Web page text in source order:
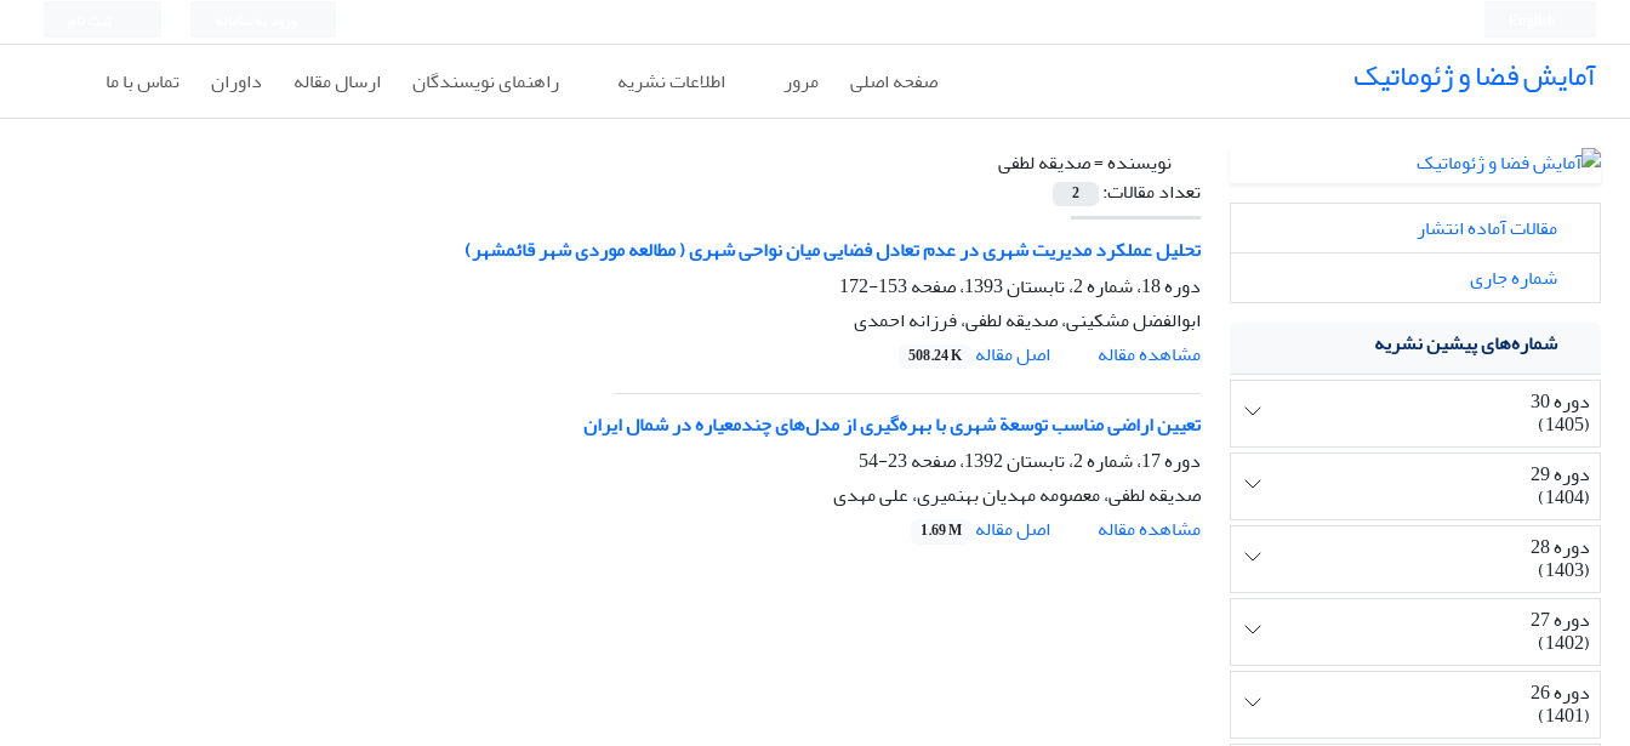
آمایش فضا و ژئوماتیک صفحه اصلی مرور اطلاعات نشریه راهنمای نویسندگان ارسال مقاله داوران تماس با ما
نویسنده =صدیقه لطفی
تعداد مقالات:
2
تحلیل عملکرد مدیریت شهری در عدم تعادل فضایی میان نواحی شهری ( مطالعه موردی شهر قائمشهر)
دوره 18، شماره 2، تابستان 1393، صفحه
153-172
ابوالفضل مشکینی، صدیقه لطفی، فرزانه احمدی
مشاهده مقاله
اصل مقاله 508.24 K
تعیین اراضی مناسب توسعة‌‌ شهری با بهره‌گیری از مدل‌های چندمعیاره‌‌ در شمال ایران
دوره 17، شماره 2، تابستان 1392، صفحه
23-54
صدیقه لطفی، معصومه مهدیان بهنمیری، علی مهدی
مشاهده مقاله
اصل مقاله 1.69 M
مقالات آماده انتشار
شماره جاری
شماره‌های پیشین نشریه
دوره 30
(1405)
دوره 29
(1404)
دوره 28
(1403)
دوره 27
(1402)
دوره 26
(1401)